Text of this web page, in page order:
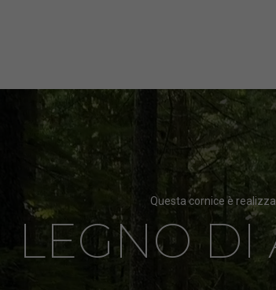
Questa cornice è
LEGNO DI